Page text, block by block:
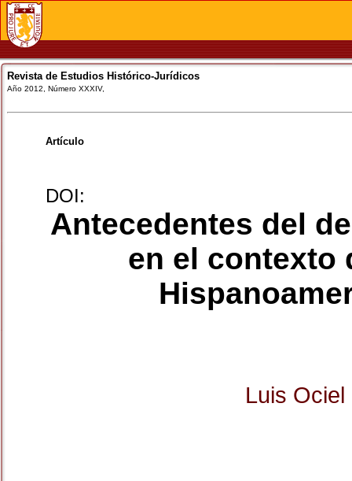
Revista de Estudios Histórico-Jurídicos
Año 2012, Número XXXIV,
Artículo
DOI:
Antecedentes del
en el contexto
Luis